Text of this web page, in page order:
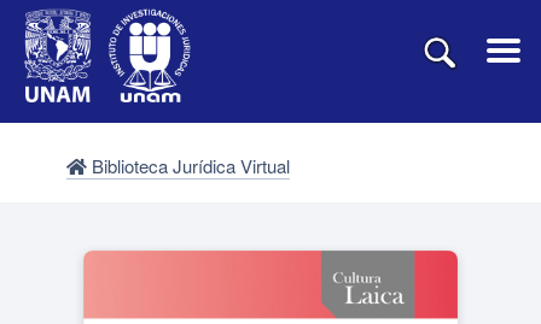
Biblioteca Jurídica Virtual